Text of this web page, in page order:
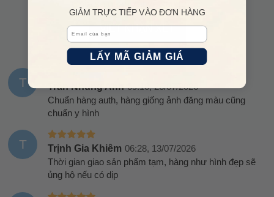
VIẾT NHẬN XÉT
T Trần Nhung Anh 09:10, 26/07/2026
Chuẩn hàng auth, hàng giống ảnh đăng màu cũng
chuẩn y hình
T Trịnh Gia Khiêm 06:28, 13/07/2026
Thời gian giao sản phẩm tạm, hàng như hình đẹp sẽ
ủng hộ nếu có dịp
GIẢM TRỰC TIẾP VÀO ĐƠN HÀNG
Email
LẤY MÃ GIẢM GIÁ